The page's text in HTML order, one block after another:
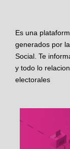
Es una
generados por
Social. Te
y todo lo
electorales